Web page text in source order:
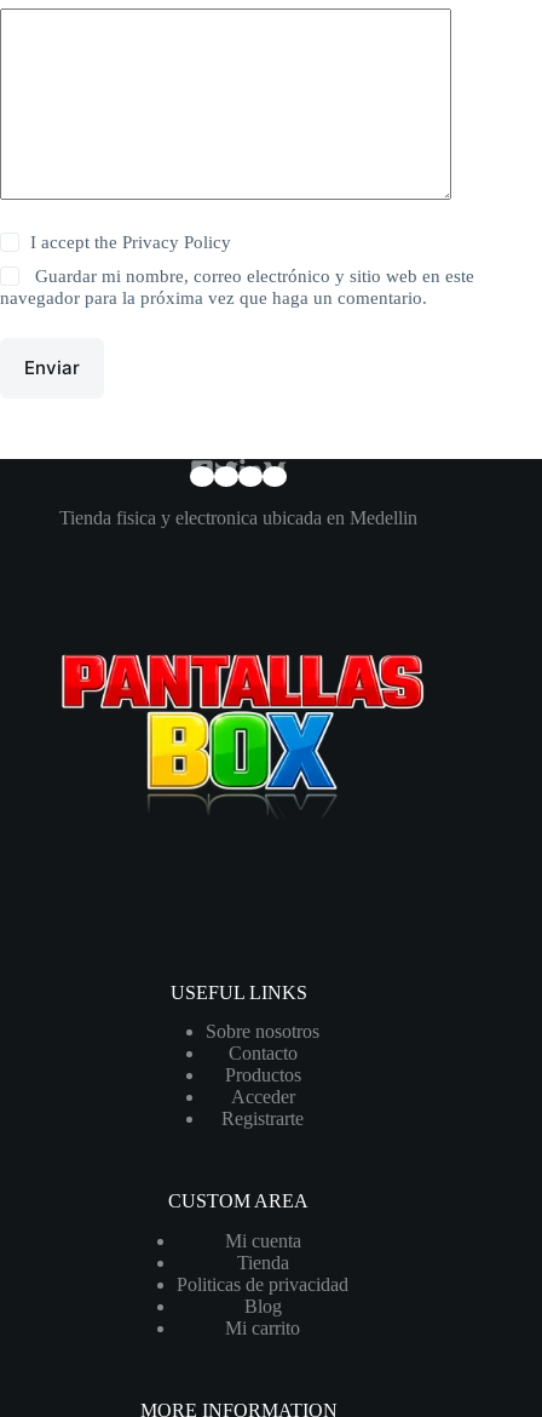
I accept thePrivacy Policy
Guardar mi nombre, correo electrónico y sitio web en este
navegador para la próxima vez que haga un comentario.
Enviar
Tienda fisica y electronica ubicada en Medellin
USEFUL LINKS
Sobre nosotros
Contacto
Productos
Acceder
Registrarte
CUSTOM AREA
Mi cuenta
Tienda
Politicas de privacidad
Blog
Mi carrito
MORE INFORMATION